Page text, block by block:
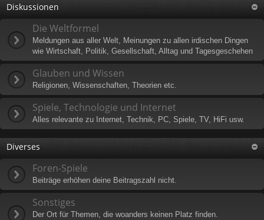
Diskussionen
Die Weltformel
Meldungen aus aller Welt, Meinungen zu allen irdischen Dingen
wie Wirtschaft, Politik, Gesellschaft, Alltag und Tagesgeschehen
Glauben und Wissen
Religionen, Wissenschaften, Theorien etc.
Spiele, Technologie und Internet
Alles relevante zu Internet, Technik, PC, Spiele, TV, HiFi usw.
Diverses
Foren-Spiele
Beiträge erhöhen deine Beitragszahl nicht.
Sonstiges
Der Ort für Themen, die woanders keinen Platz finden.